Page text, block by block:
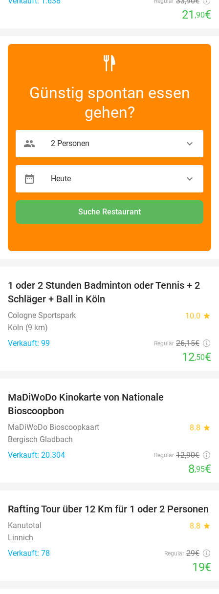
21 ,90€
Günstig spontan essen
gehen?
Suche Restaurant
52%
1 oder 2 Stunden Badminton oder Tennis + 2
Schläger + Ball in Köln
Cologne Sportspark 10.0 star
Köln (9 km)
Verkauft: 99
Regulär 26,15€
12,50€
MaDiWoDo Kinokarte von Nationale
Bioscoopbon
MaDiWoDo Bioscoopkaart 8.8 star
Bergisch Gladbach
Verkauft: 20.304
Regulär 12,90€
8,95€
34%
Rafting Tour über 12 Km für 1 oder 2 Personen
Kanutotal 8.8 star
Linnich
Verkauft: 78
Regulär 29€
19€